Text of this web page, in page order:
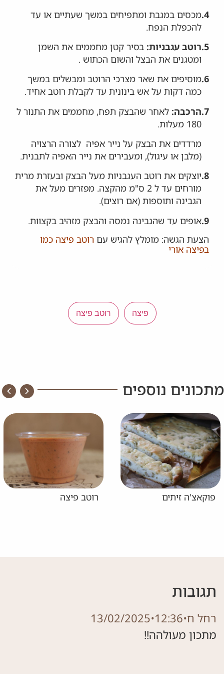
4. מכסים במגבת ומתפיחים במשך שעתיים או עד
להכפלת הנפח.
5. רוטב עגבניות: בסיר קטן מחממים את השמן
ומטגנים את הבצל והשום הכתוש .
6. מוסיפים את שאר מצרכי הרוטב ומבשלים במשך
כמה דקות על אש בינונית עד לקבלת רוטב אחיד.
7. הרכבה: לאחר שהבצק תפח, מחממים את התנור ל
180 מעלות.
מרדדים את הבצק על נייר אפיה לצורה הרצויה
(מלבן או עיגול), ומעבירים את נייר האפיה לתבנית.
8. יוצקים את רוטב העגבניות מעל הבצק ובעזרת מרית
מורחים עד ל 2 ס"מ מהקצה. מפזרים מעל את
הגבינה ותוספות (אם רוצים).
9. אופים עד שהגבינה נמסה והבצק מזהיב בקצוות.
הצעת הגשה: מומלץ להגיש עם רוטב פיצה כמו
בפיצה אורי
פיצה רוטב פיצה
מתכונים נוספים
פוקאצ'ה זיתים רוטב פיצה
תגובות
רחל ח•
12:36
•
13/02/2025
מתכון מעולהה!!